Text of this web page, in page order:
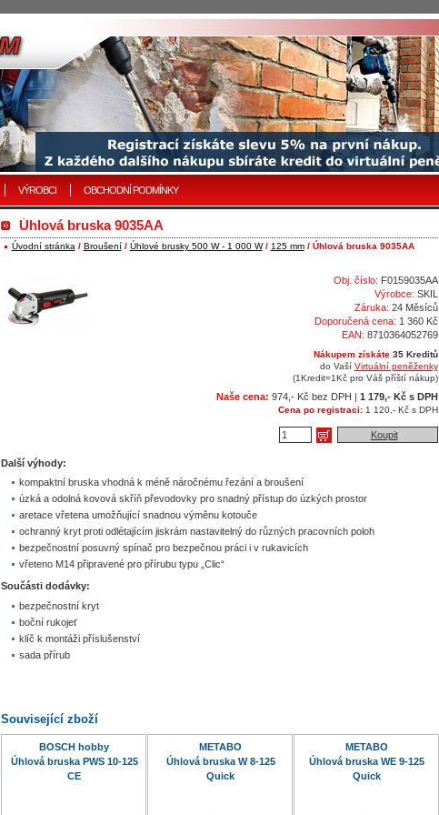
VÝROBCI OBCHODNÍ PODMÍNKY
Úhlová bruska 9035AA
Úvodní stránka / Broušení/ Úhlové brusky 500 W­ - 1 000 W/ 125 mm/ Úhlová bruska 9035AA
Obj. číslo: F0159035AA
Výrobce: SKIL
Záruka: 24 Měsíců
Doporučená cena: 1 360 Kč
EAN: 8710364052769
Nákupem získáte35 Kreditů
do Vaší Virtuální peněženky
(1Kredit=1Kč pro Váš příští nákup)
Naše cena: 974,- Kč bez DPH | 1 179,- Kč s DPH
Cena po registraci:1 120,- Kč s DPH
Koupit
Další výhody:
kompaktní bruska vhodná k méně náročnému řezání a broušení
úzká a odolná kovová skříň převodovky pro snadný přístup do úzkých prostor
aretace vřetena umožňující snadnou výměnu kotouče
ochranný kryt proti odlétajícím jiskrám nastavitelný do různých pracovních poloh
bezpečnostní posuvný spínač pro bezpečnou práci i v rukavicích
vřeteno M14 připravené pro přírubu typu „Clic“
Součásti dodávky:
bezpečnostní kryt
boční rukojeť
klíč k montáži příslušenství
sada přírub
Související zboží
BOSCH hobby
Úhlová bruska PWS 10-125
CE
METABO
Úhlová bruska W 8-125
Quick
METABO
Úhlová bruska WE 9-125
Quick